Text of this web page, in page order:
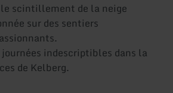
scintillement de la neige
sur des sentiers
indescriptibles dans la
de Kelberg.